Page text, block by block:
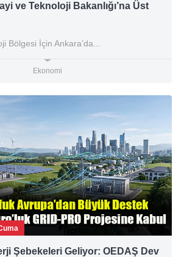
ve Teknoloji Bakanlığı’na Üst
Bölgesi İçin Ankara’da...
Ekonomi
Şebekeleri Geliyor: OEDAŞ Dev